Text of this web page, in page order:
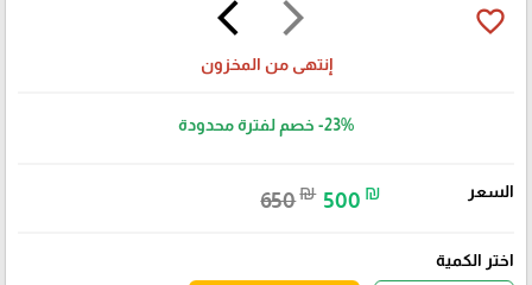
arrow_forward_ios
arrow_back_ios favorite_border
إنتهى من المخزون
-23% خصم لفترة محدودة
السعر 650₪ 500 ₪
اختر الكمية